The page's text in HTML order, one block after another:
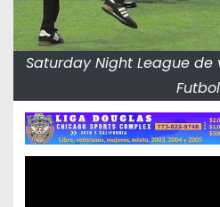
Saturday Night League